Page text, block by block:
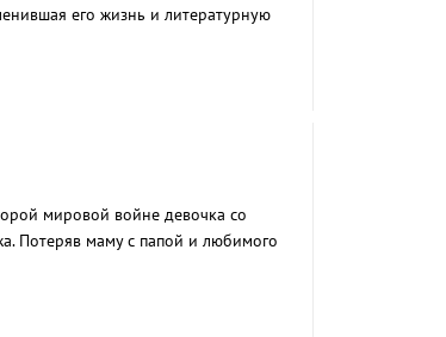
его жизнь и литературную
мировой войне девочка со
Потеряв маму с папой и любимого
устроить кладбище для животных,